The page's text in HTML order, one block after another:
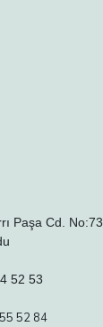
Paşa Cd. No:73,
52 53
52 84